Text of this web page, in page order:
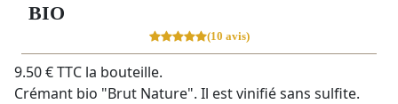
BIO
(10 avis)
9.50 € TTC la bouteille.
Crémant bio "Brut Nature". Il est vinifié sans sulfite.